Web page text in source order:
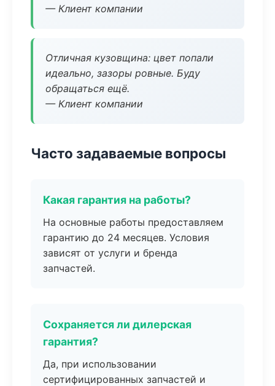
— Клиент компании
Отличная кузовщина: цвет попали
идеально, зазоры ровные. Буду
обращаться ещё.
— Клиент компании
Часто задаваемые вопросы
Какая гарантия на работы?
На основные работы предоставляем
гарантию до 24 месяцев. Условия
зависят от услуги и бренда
запчастей.
Сохраняется ли дилерская
гарантия?
Да, при использовании
сертифицированных запчастей и